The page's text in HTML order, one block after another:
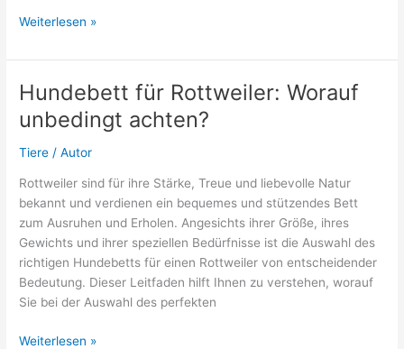
Hund
Transportbox
So
geht
Weiterlesen »
Hundebett für Rottweiler: Worauf
unbedingt achten?
Tiere /Autor
Rottweiler sind für ihre Stärke, Treue und liebevolle Natur
bekannt und verdienen ein bequemes und stützendes Bett
zum Ausruhen und Erholen. Angesichts ihrer Größe, ihres
Gewichts und ihrer speziellen Bedürfnisse ist die Auswahl des
richtigen Hundebetts für einen Rottweiler von entscheidender
Bedeutung. Dieser Leitfaden hilft Ihnen zu verstehen, worauf
Sie bei der Auswahl des perfekten
Hundebett
Weiterlesen »